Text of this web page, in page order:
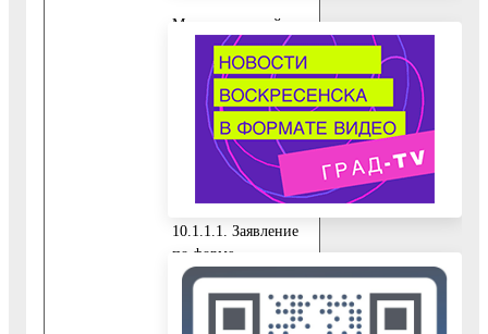
Муниципальной
услуги
10.1. Документы,
предоставляемые
Заявителем:
10.1.1. Для всех
категорий лиц:
10.1.1.1. Заявление
по форме
Приложения 6
настоящего
Административного